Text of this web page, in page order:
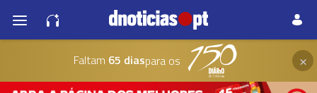
Faltam 65 diaspara os ×